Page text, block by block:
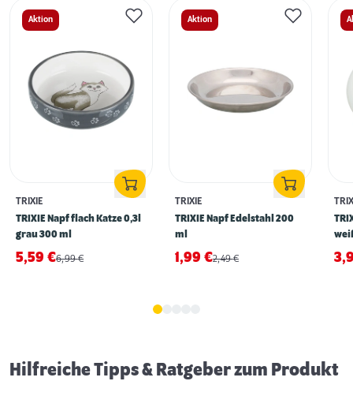
Aktion
TRIXIE
TRIXIE Napf flach Katze 0,3l
grau 300 ml
5,59 €6,99€
Aktion
TRIXIE
TRIXIE Napf Edelstahl 200
ml
1,99 €2,49€
Hilfreiche Tipps & Ratgeber zum Produkt